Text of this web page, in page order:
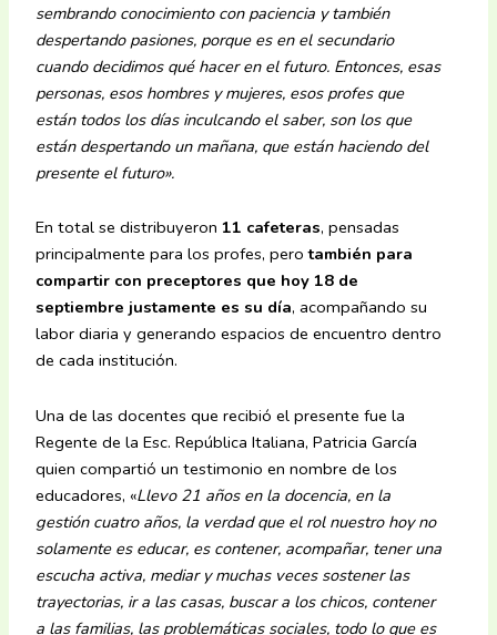
sembrando conocimiento con paciencia y también
despertando pasiones, porque es en el secundario
cuando decidimos qué hacer en el futuro. Entonces, esas
personas, esos hombres y mujeres, esos profes que
están todos los días inculcando el saber, son los que
están despertando un mañana, que están haciendo del
presente el futuro».
En total se distribuyeron11 cafeteras, pensadas
principalmente para los profes, perotambién para
compartir con preceptores que hoy 18 de
septiembre justamente es su día, acompañando su
labor diaria y generando espacios de encuentro dentro
de cada institución.
Una de las docentes que recibió el presente fue la
Regente de la Esc. República Italiana, Patricia García
quien compartió un testimonio en nombre de los
educadores, «Llevo 21 años en la docencia, en la
gestión cuatro años, la verdad que el rol nuestro hoy no
solamente es educar, es contener, acompañar, tener una
escucha activa, mediar y muchas veces sostener las
trayectorias, ir a las casas, buscar a los chicos, contener
a las familias, las problemáticas sociales, todo lo que es